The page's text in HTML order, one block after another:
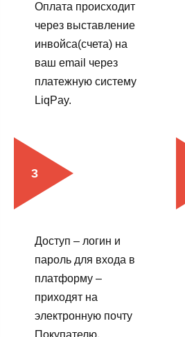
Оплата происходит
через выставление
инвойса(счета) на
ваш email через
платежную систему
LiqPay.
Доступ – логин и
пароль для входа в
платформу –
приходят на
электронную почту
Покупателю,